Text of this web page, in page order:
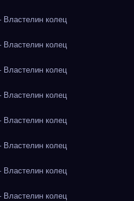
колец
колец
колец
колец
колец
колец
колец
колец